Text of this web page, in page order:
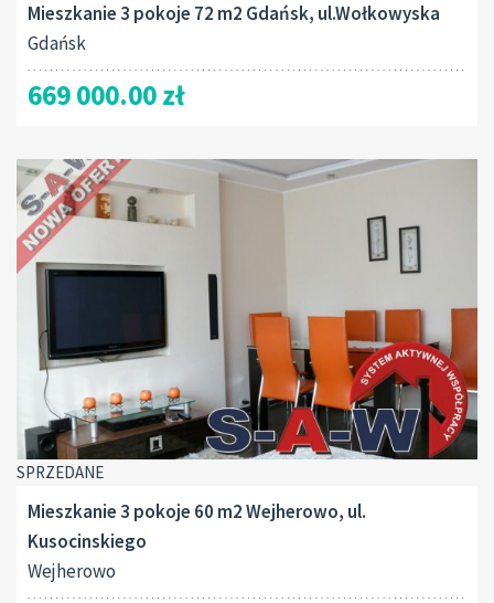
Mieszkanie 3 pokoje 72 m2 Gdańsk, ul.Wołkowyska
Gdańsk
669 000.00 zł
SPRZEDANE
Mieszkanie 3 pokoje 60 m2 Wejherowo, ul.
Kusocinskiego
Wejherowo